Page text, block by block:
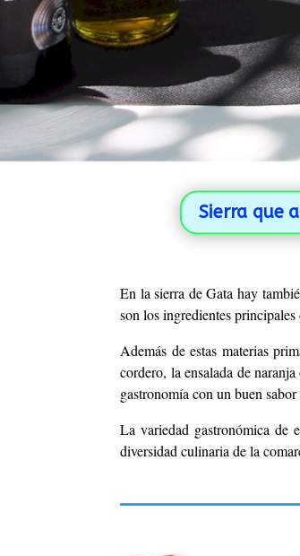
Sierra que
En la sierra de Gata hay
son los ingredientes principales
Además de estas materias
cordero, la ensalada de
gastronomía con un buen sabor
La variedad gastronómica de
diversidad culinaria de la